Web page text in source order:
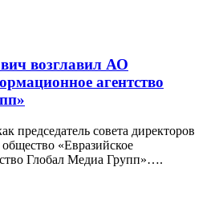
возглавил АО
агентство
председатель совета директоров
«Евразийское
Глобал Медиа Групп»….